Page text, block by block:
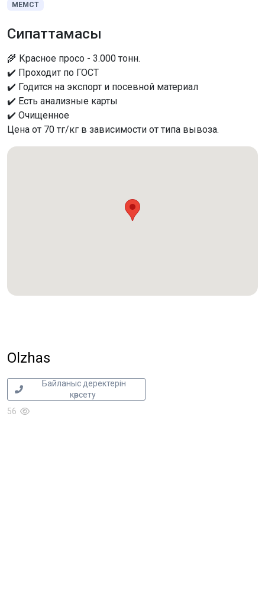
МЕМСТ
Сипаттамасы
🌾 Красное просо - 3.000 тонн.
✔️ Проходит по ГОСТ
✔️ Годится на экспорт и посевной материал
✔️ Есть анализные карты
✔️ Очищенное
Цена от 70 тг/кг в зависимости от типа вывоза.
Olzhas
Байланыс деректерін
көрсету
56